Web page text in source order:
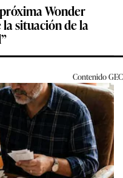
Wonder
la situación de la
ContenidoGEC